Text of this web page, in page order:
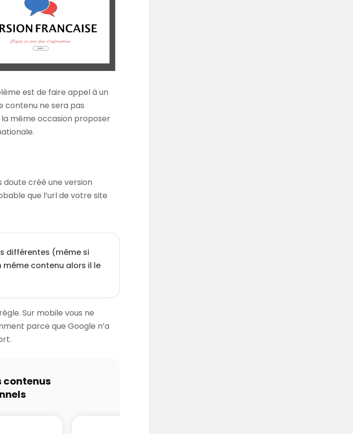
est de faire appel à un
contenu ne sera pas
même occasion proposer
doute créé une version
que l’url de votre site
différentes (même si
contenu alors il le
Sur mobile vous ne
parce que Google n’a
contenus